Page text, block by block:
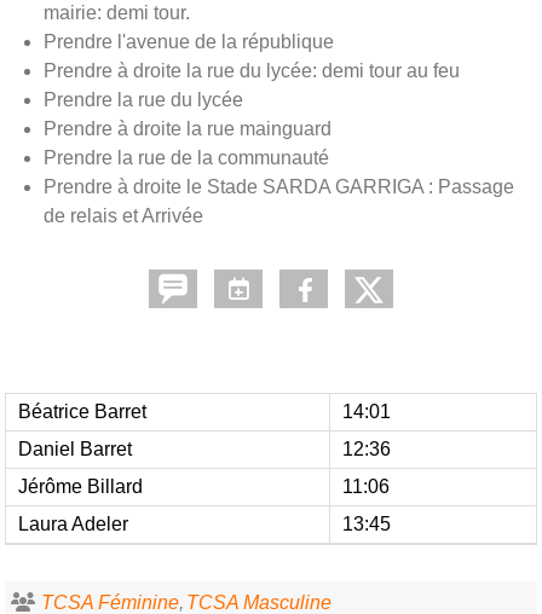
mairie: demi tour.
Prendre l'avenue de la république
Prendre à droite la rue du lycée: demi tour au feu
Prendre la rue du lycée
Prendre à droite la rue mainguard
Prendre la rue de la communauté
Prendre à droite le Stade SARDA GARRIGA : Passage
de relais et Arrivée
Béatrice Barret
14:01
Daniel Barret
12:36
Jérôme Billard
11:06
Laura Adeler
13:45
TCSA Féminine TCSA Masculine